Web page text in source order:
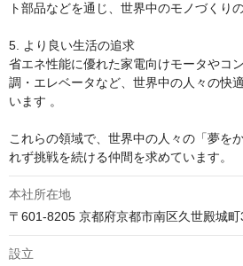
ト部品などを通じ、世界中のモノづくり
5. より良い生活の追求
省エネ性能に優れた家電向けモータやコ
調・エレベータなど、世界中の人々の快
います 。
これらの領域で、世界中の人々の「夢を
れず挑戦を続ける仲間を求めています。
本社所在地
〒601-8205 京都府京都市南区久世殿城町
設立